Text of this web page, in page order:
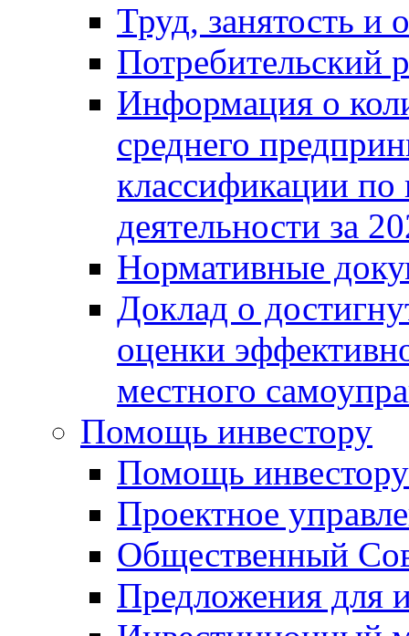
Труд, занятость и
Потребительский
Информация о
среднего
классификации
деятельности за
Нормативные
Доклад о
оценки
местного
Помощь инвестору
Помощь инвестору
Проектное
Общественный
Предложения для